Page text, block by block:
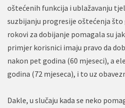
oštećenih funkcija i ublažavanju
suzbijanju progresije oštećenja
rokovi za dobijanje pomagala su
primjer korisnici imaju pravo da
nakon pet godina (60 mjeseci), a
godina (72 mjeseca), i to uz
Dakle, u slučaju kada se neko